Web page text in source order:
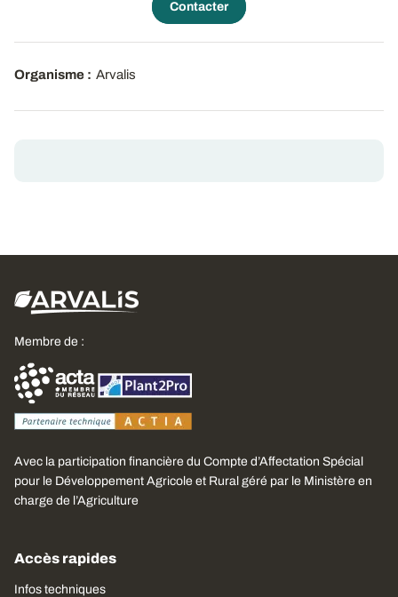
Contacter
Organisme : Arvalis
Membre de :
Avec la participation financière du Compte d’Affectation Spécial
pour le Développement Agricole et Rural géré par le Ministère en
charge de l’Agriculture
Accès rapides
Infos techniques